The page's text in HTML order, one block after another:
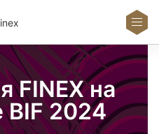
FINEX на
BIF 2024